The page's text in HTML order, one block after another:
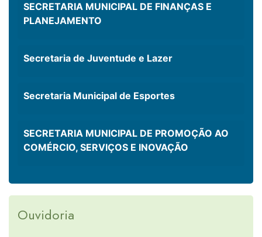
SECRETARIA MUNICIPAL DE FINANÇAS E
PLANEJAMENTO
Secretaria de Juventude e Lazer
Secretaria Municipal de Esportes
SECRETARIA MUNICIPAL DE PROMOÇÃO AO
COMÉRCIO, SERVIÇOS E INOVAÇÃO
Ouvidoria